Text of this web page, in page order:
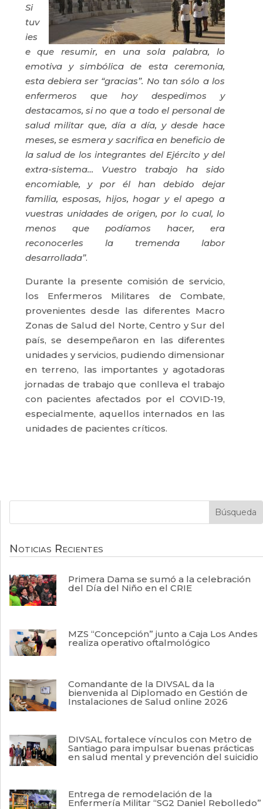
Si
tuv
ies
e que resumir, en una sola palabra, lo
emotiva y simbólicade esta ceremonia,
esta debiera ser “gracias”. No tan sólo a los
enfermeros que hoy despedimos y
destacamos, si no que a todo el personal de
salud militar que, día a día, y desde hace
meses, se esmera y sacrifica en beneficio de
la salud de los integrantes del Ejército y del
extra-sistema… Vuestro trabajo ha sido
encomiable, y por él han debido dejar
familia, esposas, hijos, hogar y el apego a
vuestras unidades de origen, por lo cual, lo
menos que podíamos hacer, era
reconocerles la tremenda labor
desarrollada”.
Durante la presente comisión de servicio,
los Enfermeros Militares de Combate,
provenientes desde las diferentes Macro
Zonas de Salud del Norte, Centro y Sur del
país, se desempeñaron en las diferentes
unidades y servicios, pudiendo dimensionar
en terreno, las importantes y agotadoras
jornadas de trabajo que conlleva el trabajo
con pacientes afectados por el COVID-19,
especialmente, aquellos internados en las
unidades de pacientes críticos.
Noticias Recientes
Primera Dama se sumó a la celebración
del Día del Niño en el CRIE
MZS “Concepción” junto a Caja Los Andes
realiza operativo oftalmológico
Comandante de la DIVSAL da la
bienvenida al Diplomado en Gestión de
Instalaciones de Salud online 2026
DIVSAL fortalece vínculos con Metro de
Santiago para impulsar buenas prácticas
en salud mental y prevención del suicidio
Entrega de remodelación de la
Enfermería Militar “SG2 Daniel Rebolledo”